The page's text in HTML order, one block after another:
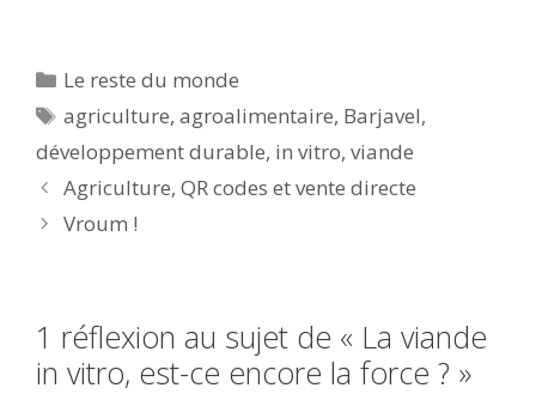
Catégories
Le reste du monde
Étiquettes
agriculture,agroalimentaire, Barjavel,
développement durable, in vitro, viande
Agriculture, QR codes et vente directe
Vroum !
1 réflexion au sujet de « La viande
in vitro, est-ce encore la force ? »